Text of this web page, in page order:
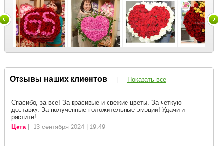
Отзывы наших клиентов | Показать все
Спасибо, за все! За красивые и свежие цветы. За четкую
доставку. За полученные положительные эмоции! Удачи и
растите!
Цета| 13 сентября 2024 | 19:49